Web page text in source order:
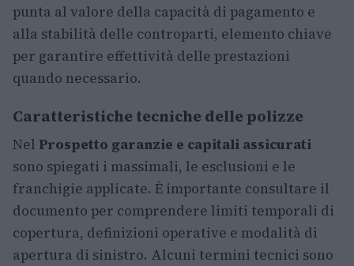
punta al valore della capacità di pagamento e
alla stabilità delle controparti, elemento chiave
per garantire effettività delle prestazioni
quando necessario.
Caratteristiche tecniche delle polizze
Nel Prospetto garanzie e capitali assicurati
sono spiegati i massimali, le esclusioni e le
franchigie applicate. È importante consultare il
documento per comprendere limiti temporali di
copertura, definizioni operative e modalità di
apertura di sinistro. Alcuni termini tecnici sono